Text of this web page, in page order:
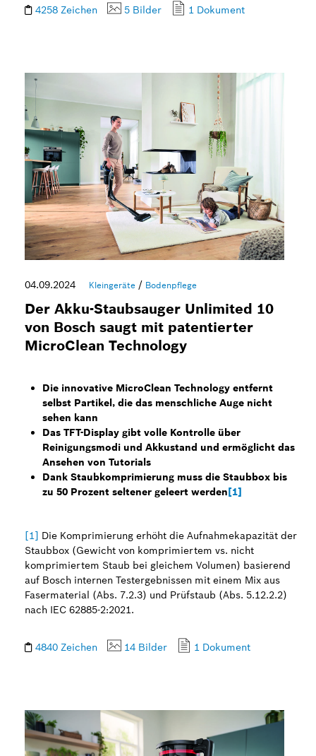
4258 Zeichen 5 Bilder 1 Dokument
04.09.2024 Kleingeräte / Bodenpflege
Der Akku-Staubsauger Unlimited 10
von Bosch saugt mit patentierter
MicroClean Technology
Die innovative MicroClean Technology entfernt
selbst Partikel, die das menschliche Auge nicht
sehen kann
Das TFT-Display gibt volle Kontrolle über
Reinigungsmodi und Akkustand und ermöglicht das
Ansehen von Tutorials
Dank Staubkomprimierung muss die Staubbox bis
zu 50 Prozent seltener geleert werden [1]
[1] Die Komprimierung erhöht die Aufnahmekapazität der
Staubbox (Gewicht von komprimiertem vs. nicht
komprimiertem Staub bei gleichem Volumen) basierend
auf Bosch internen Testergebnissen mit einem Mix aus
Fasermaterial (Abs. 7.2.3) und Prüfstaub (Abs. 5.12.2.2)
nach IEC 62885-2:2021.
4840 Zeichen 14 Bilder 1 Dokument